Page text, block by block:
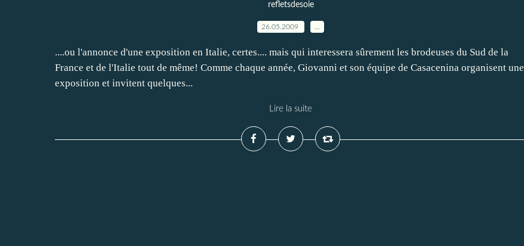
refletsdesoie
26.05.2009
....ou l'annonce d'une exposition en Italie, certes.... mais qui interessera sûrement les brodeuses du Sud de la
France et de l'Italie tout de même! Comme chaque année, Giovanni et son équipe de Casacenina organisent une
exposition et invitent quelques...
Lire la suite